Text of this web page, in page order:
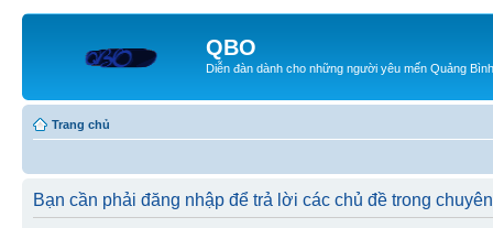
QBO
Diễn đàn dành cho những người yêu mến Quảng Bình
Trang chủ
Bạn cần phải đăng nhập để trả lời các chủ đề trong